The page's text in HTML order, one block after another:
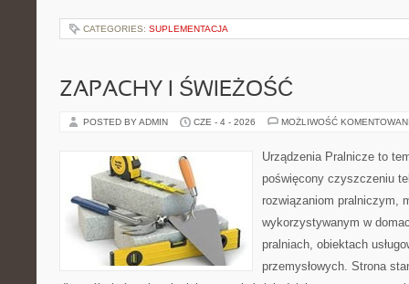
CATEGORIES: SUPLEMENTACJA
ZAPACHY I ŚWIEŻOŚĆ
POSTED BY ADMIN CZE - 4 - 2026 MOŻLIWOŚĆ
Urządzenia Pralnicze to
poświęcony czyszczeniu
rozwiązaniom pralniczym,
wykorzystywanym w
pralniach, obiektach
przemysłowych. Strona